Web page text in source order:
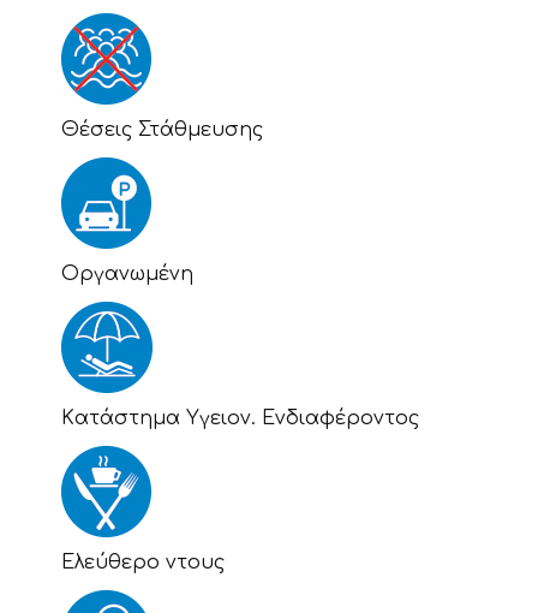
Θέσεις Στάθμευσης
Οργανωμένη
Kατάστημα Υγειον. Ενδιαφέροντος
Eλεύθερο ντους